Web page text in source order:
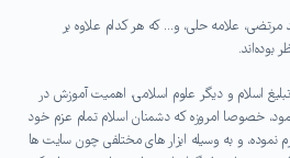
علامه حلی، و… که هر کدام علاوه بر
اسلام و دیگر علوم اسلامی، اهمیت آموزش در
خصوصا امروزه که دشمنان اسلام تمام عزم خود
نموده، و به وسیله ابزار های مختلفی چون سایت ها